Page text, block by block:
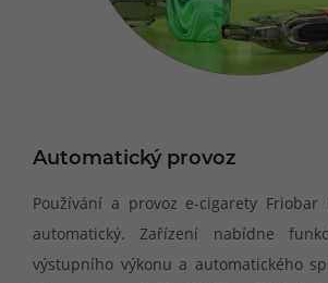
Automatický provoz
Používání a provoz e-cigarety
automatický. Zařízení nabídne
výstupního výkonu a automatického